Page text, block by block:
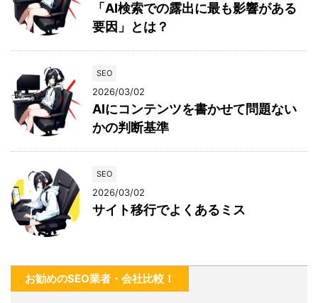
「AI検索での露出に最も影響がある
要因」とは？
SEO
2026/03/02
AIにコンテンツを書かせて問題ない
かの判断基準
SEO
2026/03/02
サイト移行でよくあるミス
お勧めのSEO業者・会社比較！